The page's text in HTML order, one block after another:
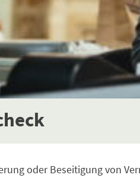
oder Beseitigung von